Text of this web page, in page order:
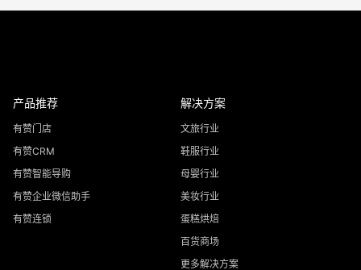
产品推荐
有赞门店
有赞CRM
有赞智能导购
有赞企业微信助手
有赞连锁
解决方案
文旅行业
鞋服行业
母婴行业
美妆行业
蛋糕烘焙
百货商场
更多解决方案